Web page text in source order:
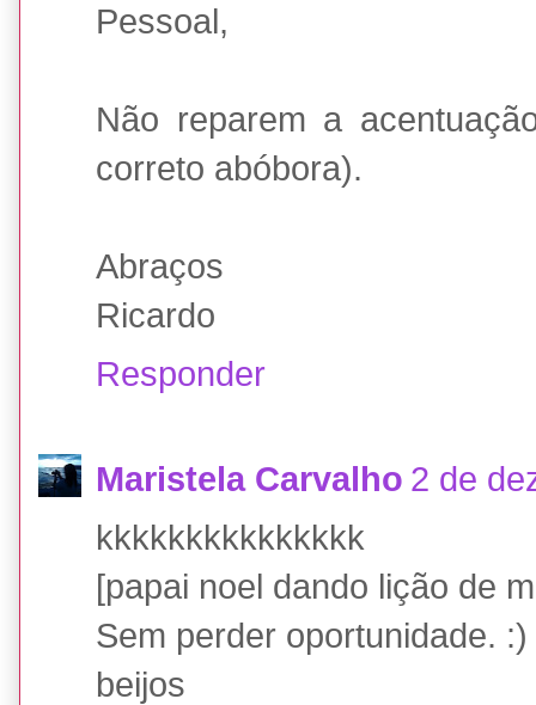
Pessoal,
Não reparem a
correto abóbora).
Abraços
Ricardo
Responder
Maristela Carvalho 2 de
kkkkkkkkkkkkkkk
[papai noel dando lição de
Sem perder oportunidade. :)
beijos